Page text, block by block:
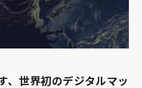
、世界初のデジタルマッ